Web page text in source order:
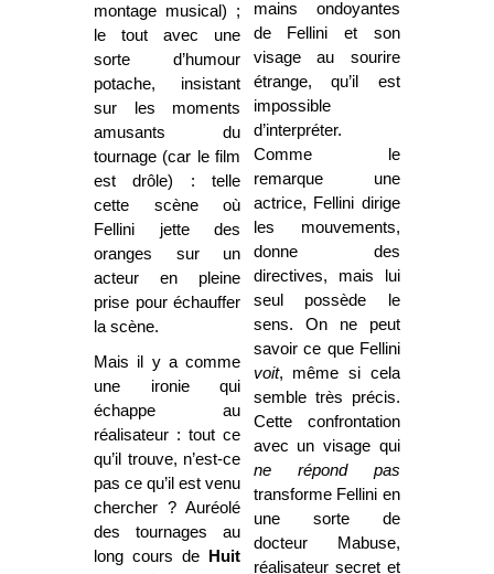
montage musical) ;
le tout avec une
sorte d’humour
potache, insistant
sur les moments
amusants du
tournage (car le film
est drôle) : telle
cette scène où
Fellini jette des
oranges sur un
acteur en pleine
prise pour échauffer
la scène.
Mais il y a comme
une ironie qui
échappe au
réalisateur : tout ce
qu’il trouve, n’est-ce
pas ce qu’il est venu
chercher ? Auréolé
des tournages au
long cours de
Huit
mains ondoyantes
de Fellini et son
visage au sourire
étrange, qu’il est
impossible
d’interpréter.
Comme le
remarque une
actrice, Fellini dirige
les mouvements,
donne des
directives, mais lui
seul possède le
sens. On ne peut
savoir ce que Fellini
voit, même si cela
semble très précis.
Cette confrontation
avec un visage qui
ne répond pas
transforme Fellini en
une sorte de
docteur Mabuse,
réalisateur secret et